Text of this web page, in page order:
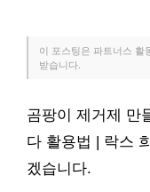
이 포스팅은 파트너스 활
받습니다.
곰팡이 제거제 만
다 활용법 | 락스
겠습니다.